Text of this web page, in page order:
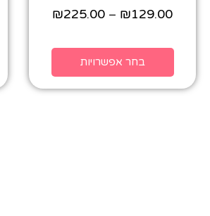
₪129.00
–
₪225.00
בחר אפשרויות